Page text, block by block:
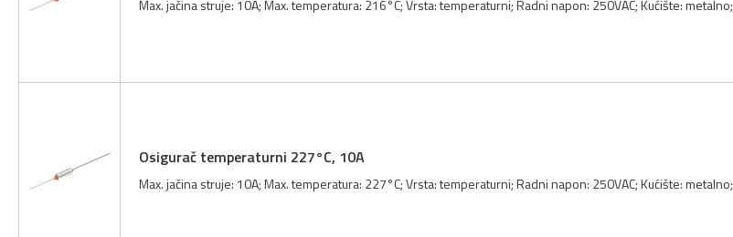
Max. jačina struje: 10A; Max. temperatura: 216°C; Vrsta: temperaturni; Radni napon: 250VAC; Kućište: metalno;
Osigurač temperaturni 227°C, 10A
Max. jačina struje: 10A; Max. temperatura: 227°C; Vrsta: temperaturni; Radni napon: 250VAC; Kućište: metalno;